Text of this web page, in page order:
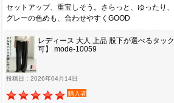
セットアップ、重宝しそう。さらっと、ゆったり、
グレーの色めも、合わせやすくGOOD
レディース 大人 上品 股下が選べるタッ
可】 mode-10059
投稿日：2026年04月14日
購入者